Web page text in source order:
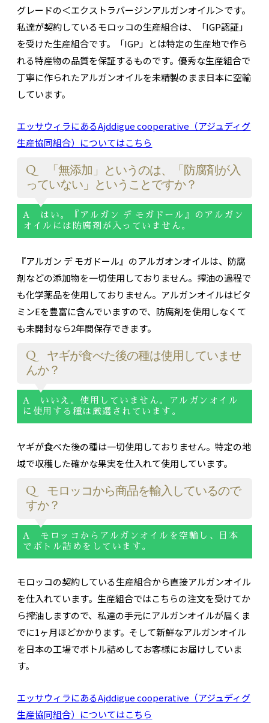
グレードの＜エクストラバージンアルガンオイル＞です。
私達が契約しているモロッコの生産組合は、「IGP認証」
を受けた生産組合です。「IGP」とは特定の生産地で作ら
れる特産物の品質を保証するものです。優秀な生産組合で
丁寧に作られたアルガンオイルを未精製のまま日本に空輸
しています。
エッサウィラにあるAjddigue cooperative（アジュディグ
生産協同組合）についてはこちら
Q 「無添加」というのは、「防腐剤が入
っていない」ということですか？
A はい。『アルガン デ モガドール』のアルガン
オイルには防腐剤が入っていません。
『アルガン デ モガドール』のアルガオンオイルは、防腐
剤などの添加物を一切使用しておりません。搾油の過程で
も化学薬品を使用しておりません。アルガンオイルはビタ
ミンEを豊富に含んでいますので、防腐剤を使用しなくて
も未開封なら2年間保存できます。
Q ヤギが食べた後の種は使用していませ
んか？
A いいえ。使用していません。アルガンオイル
に使用する種は厳選されています。
ヤギが食べた後の種は一切使用しておりません。特定の地
域で収穫した確かな果実を仕入れて使用しています。
Q モロッコから商品を輸入しているので
すか？
A モロッコからアルガンオイルを空輸し、日本
でボトル詰めをしています。
モロッコの契約している生産組合から直接アルガンオイル
を仕入れています。生産組合ではこちらの注文を受けてか
ら搾油しますので、私達の手元にアルガンオイルが届くま
でに1ヶ月ほどかかります。そして新鮮なアルガンオイル
を日本の工場でボトル詰めしてお客様にお届けしていま
す。
エッサウィラにあるAjddigue cooperative（アジュディグ
生産協同組合）についてはこちら